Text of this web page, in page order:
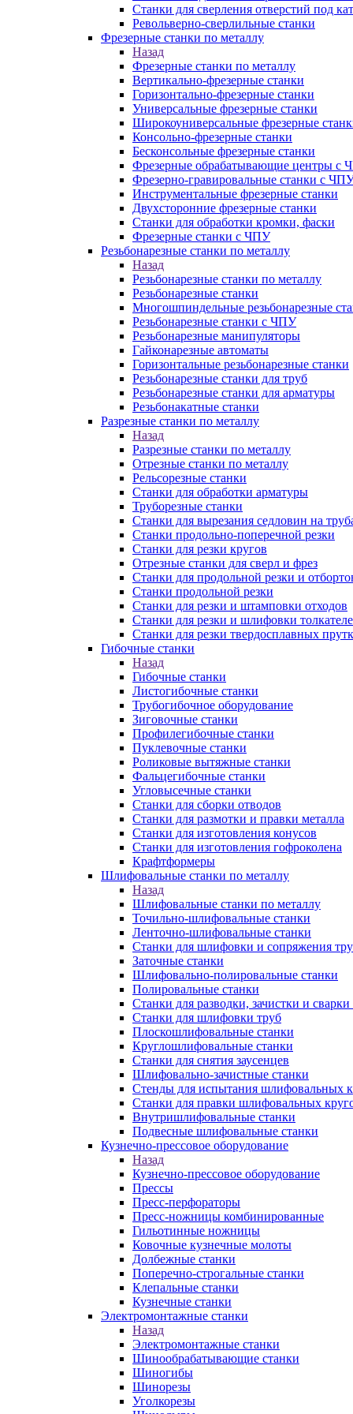
Станки для сверления отверстий под
Револьверно-сверлильные станки
Фрезерные станки по металлу
Назад
Фрезерные станки по металлу
Вертикально-фрезерные станки
Горизонтально-фрезерные станки
Универсальные фрезерные станки
Широкоуниверсальные фрезерные
Консольно-фрезерные станки
Бесконсольные фрезерные станки
Фрезерные обрабатывающие центры с
Фрезерно-гравировальные станки с
Инструментальные фрезерные станки
Двухсторонние фрезерные станки
Станки для обработки кромки, фаски
Фрезерные станки с ЧПУ
Резьбонарезные станки по металлу
Назад
Резьбонарезные станки по металлу
Резьбонарезные станки
Многошпиндельные резьбонарезные
Резьбонарезные станки с ЧПУ
Резьбонарезные манипуляторы
Гайконарезные автоматы
Горизонтальные резьбонарезные станки
Резьбонарезные станки для труб
Резьбонарезные станки для арматуры
Резьбонакатные станки
Разрезные станки по металлу
Назад
Разрезные станки по металлу
Отрезные станки по металлу
Рельсорезные станки
Станки для обработки арматуры
Труборезные станки
Станки для вырезания седловин на
Станки продольно-поперечной резки
Станки для резки кругов
Отрезные станки для сверл и фрез
Станки для продольной резки и
Станки продольной резки
Станки для резки и штамповки отходов
Станки для резки и шлифовки
Станки для резки твердосплавных
Гибочные станки
Назад
Гибочные станки
Листогибочные станки
Трубогибочное оборудование
Зиговочные станки
Профилегибочные станки
Пуклевочные станки
Роликовые вытяжные станки
Фальцегибочные станки
Угловысечные станки
Станки для сборки отводов
Станки для размотки и правки металла
Станки для изготовления конусов
Станки для изготовления гофроколена
Крафтформеры
Шлифовальные станки по металлу
Назад
Шлифовальные станки по металлу
Точильно-шлифовальные станки
Ленточно-шлифовальные станки
Станки для шлифовки и сопряжения
Заточные станки
Шлифовально-полировальные станки
Полировальные станки
Станки для разводки, зачистки и сварки
Станки для шлифовки труб
Плоскошлифовальные станки
Круглошлифовальные станки
Станки для снятия заусенцев
Шлифовально-зачистные станки
Стенды для испытания шлифовальных
Станки для правки шлифовальных
Внутришлифовальные станки
Подвесные шлифовальные станки
Кузнечно-прессовое оборудование
Назад
Кузнечно-прессовое оборудование
Прессы
Пресс-перфораторы
Пресс-ножницы комбинированные
Гильотинные ножницы
Ковочные кузнечные молоты
Долбежные станки
Поперечно-строгальные станки
Клепальные станки
Кузнечные станки
Электромонтажные станки
Назад
Электромонтажные станки
Шинообрабатывающие станки
Шиногибы
Шинорезы
Уголкорезы